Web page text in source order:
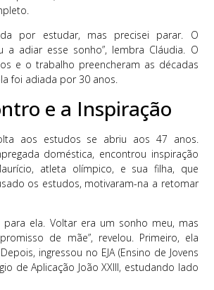
por estudar, mas precisei parar. O
a adiar esse sonho”, lembra Cláudia. O
e o trabalho preencheram as décadas
foi adiada por 30 anos.
e a Inspiração
aos estudos se abriu aos 47 anos.
doméstica, encontrou inspiração
atleta olímpico, e sua filha, que
os estudos, motivaram-na a retomar
para ela. Voltar era um sonho meu, mas
de mãe”, revelou. Primeiro, ela
ingressou no EJA (Ensino de Jovens
de Aplicação João XXIII, estudando lado